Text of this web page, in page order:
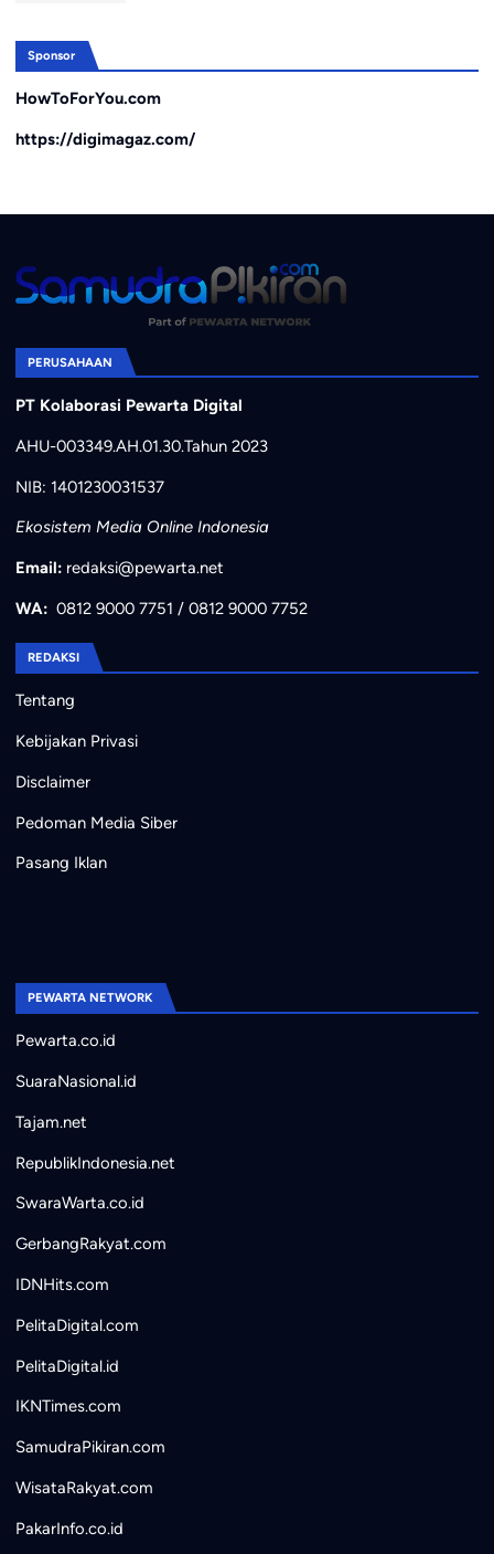
Sponsor
HowToForYou.com
https://digimagaz.com/
PERUSAHAAN
PT Kolaborasi Pewarta Digital
AHU-003349.AH.01.30.Tahun 2023
NIB: 1401230031537
Ekosistem Media Online Indonesia
Email: redaksi@pewarta.net
WA: 0812 9000 7751 / 0812 9000 7752
REDAKSI
Tentang
Kebijakan Privasi
Disclaimer
Pedoman Media Siber
Pasang Iklan
PEWARTA NETWORK
Pewarta.co.id
SuaraNasional.id
Tajam.net
RepublikIndonesia.net
SwaraWarta.co.id
GerbangRakyat.com
IDNHits.com
PelitaDigital.com
PelitaDigital.id
IKNTimes.com
SamudraPikiran.com
WisataRakyat.com
PakarInfo.co.id